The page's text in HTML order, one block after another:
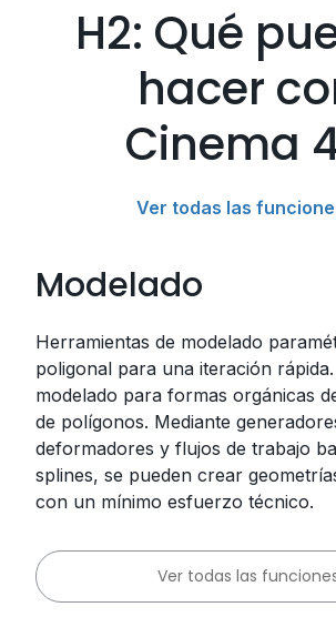
H2: Qué
hacer
Cinema
Ver todas las
Modelado
Herramientas de modelado
poligonal para una iteración
modelado para formas orgánicas
de polígonos. Mediante
deformadores y flujos de trabajo
splines, se pueden crear
con un mínimo esfuerzo técnico.
Ver todas las